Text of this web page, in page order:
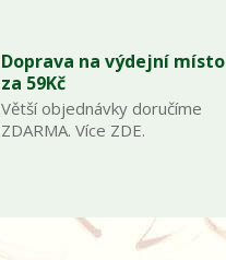
Doprava na výdejní místo
za 59Kč
Větší objednávky doručíme
ZDARMA. Více ZDE.